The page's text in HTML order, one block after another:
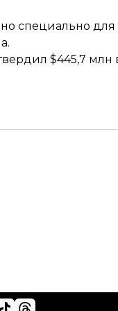
специально для
$445,7